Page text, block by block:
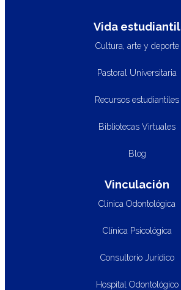
Vida estudiantil
Cultura, arte y deporte
Pastoral Universitaria
Recursos estudiantiles
Bibliotecas Virtuales
Blog
Vinculación
Clínica Odontológica
Clínica Psicológica
Consultorio Jurídico
Hospital Odontológico